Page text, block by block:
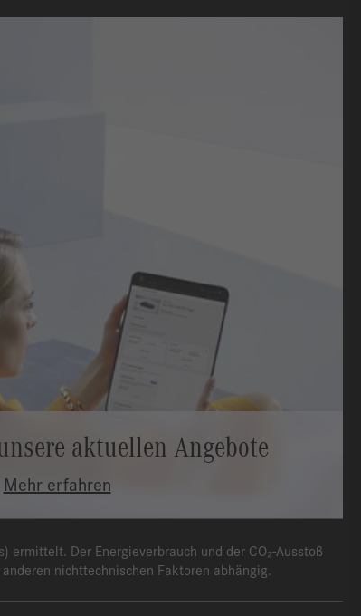
aktuellen Angebote
Mehr erfahren
ermittelt. Der Energieverbrauch und der CO₂-Ausstoß
nichttechnischen Faktoren abhängig.